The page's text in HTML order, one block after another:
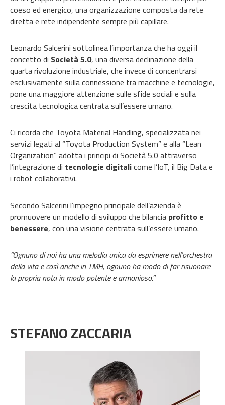
coeso ed energico, una organizzazione composta da rete
diretta e rete indipendente sempre più capillare.
Leonardo Salcerini sottolinea l’importanza che ha oggi il
concetto di Società 5.0, una diversa declinazione della
quarta rivoluzione industriale, che invece di concentrarsi
esclusivamente sulla connessione tra macchine e tecnologie,
pone una maggiore attenzione sulle sfide sociali e sulla
crescita tecnologica centrata sull’essere umano.
Ci ricorda che Toyota Material Handling, specializzata nei
servizi legati al “Toyota Production System” e alla “Lean
Organization” adotta i principi di Società 5.0 attraverso
l’integrazione di tecnologie digitalicome l’IoT, il Big Data e
i robot collaborativi.
Secondo Salcerini l’impegno principale dell’azienda è
promuovere un modello di sviluppo che bilancia profitto e
benessere, con una visione centrata sull’essere umano.
“Ognuno di noi ha una melodia unica da esprimere nell’orchestra
della vita e così anche in TMH, ognuno ha modo di far risuonare
la propria nota in modo potente e armonioso.”
STEFANO ZACCARIA